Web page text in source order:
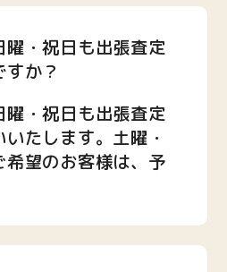
曜・祝日も出張査定
すか？
曜・祝日も出張査定
いたします。土曜・
希望のお客様は、予